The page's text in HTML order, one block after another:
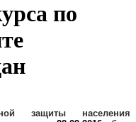
по
защиты населения